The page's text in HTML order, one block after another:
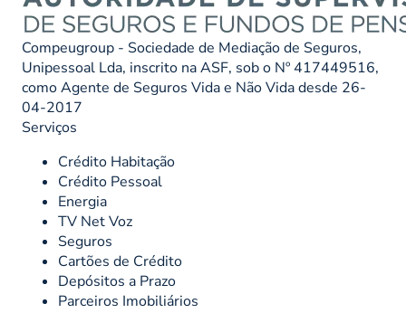
Compeugroup - Sociedade de Mediação de Seguros,
Unipessoal Lda, inscrito na ASF, sob o Nº 417449516,
como Agente de Seguros Vida e Não Vida desde 26-
04-2017
Serviços
Crédito Habitação
Crédito Pessoal
Energia
TV Net Voz
Seguros
Cartões de Crédito
Depósitos a Prazo
Parceiros Imobiliários